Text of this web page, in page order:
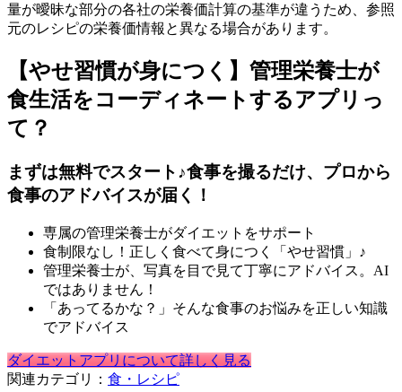
量が曖昧な部分の各社の栄養価計算の基準が違うため、参照
元のレシピの栄養価情報と異なる場合があります。
【やせ習慣が身につく】管理栄養士が
食生活をコーディネートするアプリっ
て？
まずは無料でスタート♪食事を撮るだけ、プロから
食事のアドバイスが届く！
専属の管理栄養士がダイエットをサポート
食制限なし！正しく食べて身につく「やせ習慣」♪
管理栄養士が、写真を目で見て丁寧にアドバイス。AI
ではありません！
「あってるかな？」そんな食事のお悩みを正しい知識
でアドバイス
ダイエットアプリについて詳しく見る
関連カテゴリ： 食・レシピ